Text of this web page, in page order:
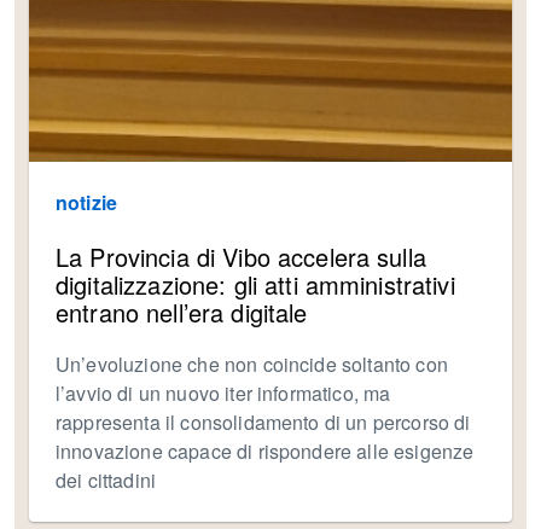
notizie
La Provincia di Vibo accelera sulla
digitalizzazione: gli atti amministrativi
entrano nell’era digitale
Un’evoluzione che non coincide soltanto con
l’avvio di un nuovo iter informatico, ma
rappresenta il consolidamento di un percorso di
innovazione capace di rispondere alle esigenze
dei cittadini